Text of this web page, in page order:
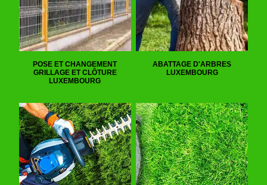
POSE ET CHANGEMENT
GRILLAGE ET CLÔTURE
LUXEMBOURG
ABATTAGE D'ARBRES
LUXEMBOURG